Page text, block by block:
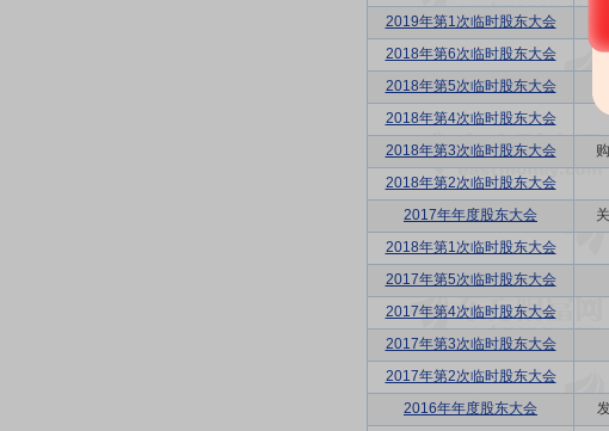
2019年第1次临时股东大会
2018年第6次临时股东大会
2018年第5次临时股东大会
2018年第4次临时股东大会
2018年第3次临时股东大会
2018年第2次临时股东大会
2017年年度股东大会
2018年第1次临时股东大会
2017年第5次临时股东大会
2017年第4次临时股东大会
2017年第3次临时股东大会
2017年第2次临时股东大会
2016年年度股东大会